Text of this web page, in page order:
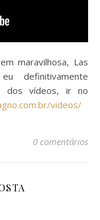
maravilhosa, Las
definitivamente
dos vídeos, ir no
videos/
0 comentários